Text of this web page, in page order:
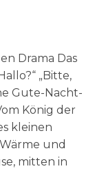
Drama Das
„Bitte,
Gute-Nacht-
König der
kleinen
und
mitten in